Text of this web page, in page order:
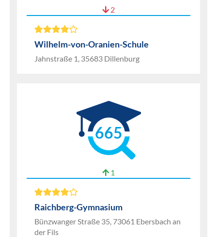
2
Wilhelm-von-Oranien-Schule
Jahnstraße 1, 35683 Dillenburg
665
1
Raichberg-Gymnasium
Bünzwanger Straße 35, 73061 Ebersbach an
der Fils